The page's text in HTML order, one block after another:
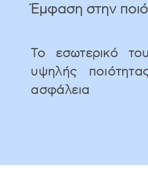
Έμφαση στην
Το εσωτερικό
υψηλής
ασφάλεια